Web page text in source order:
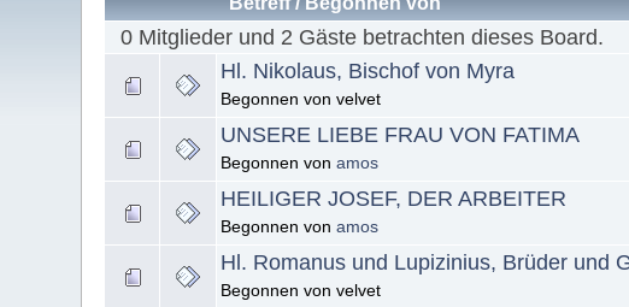
0 Mitglieder und 2 Gäste betrachten dieses Board.
Hl. Nikolaus, Bischof von Myra
Begonnen von velvet
UNSERE LIEBE FRAU VON FATIMA
Begonnen vonamos
HEILIGER JOSEF, DER ARBEITER
Begonnen vonamos
Hl. Romanus und Lupizinius, Brüder und
Begonnen von velvet